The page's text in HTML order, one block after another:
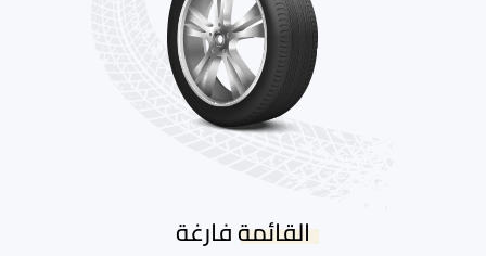
القائمة فارغة